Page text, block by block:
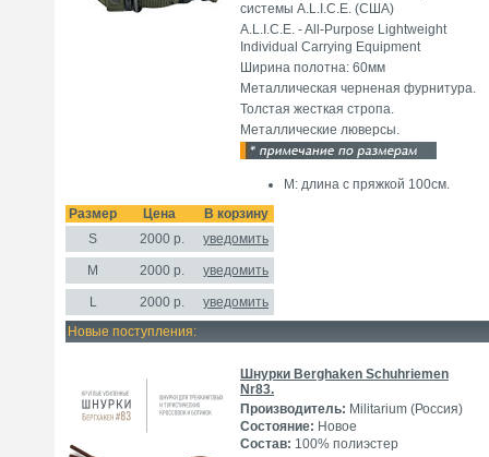
системы A.L.I.C.E. (США)
A.L.I.C.E. - All-Purpose Lightweight
Individual Carrying Equipment
Ширина полотна: 60мм
Металлическая черненая фурнитура.
Толстая жесткая стропа.
Металлические люверсы.
M: длина с пряжкой 100см.
Размер
Цена
В корзину
S
2000р. уведомить
M 2000 р. уведомить
L 2000 р.
уведомить
Новые поступления:
Шнурки Berghaken Schuhriemen
Nr83.
Производитель: Militarium (Россия)
Состояние: Новое
Состав: 100% полиэстер